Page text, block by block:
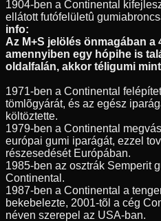
1904-ben a Continental
ellátott futófelületû
info:
Az M+S jelölés önmagában
amennyiben egy hópihe is
oldalfalán, akkor téligumi
1971-ben a Continental
tömlõgyárát, és az egész
költöztette.
1979-ben a Continental
európai gumi iparágát, ezzel
részesedését Európában.
1985-ben az osztrák Semperit
Continental.
1987-ben a Continental a
bekebelezte, 2001-tõl a cég
néven szerepel az USA-ban.